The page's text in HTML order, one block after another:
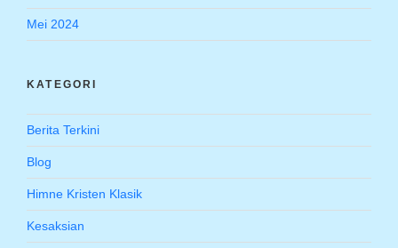
Mei 2024
KATEGORI
Berita Terkini
Blog
Himne Kristen Klasik
Kesaksian